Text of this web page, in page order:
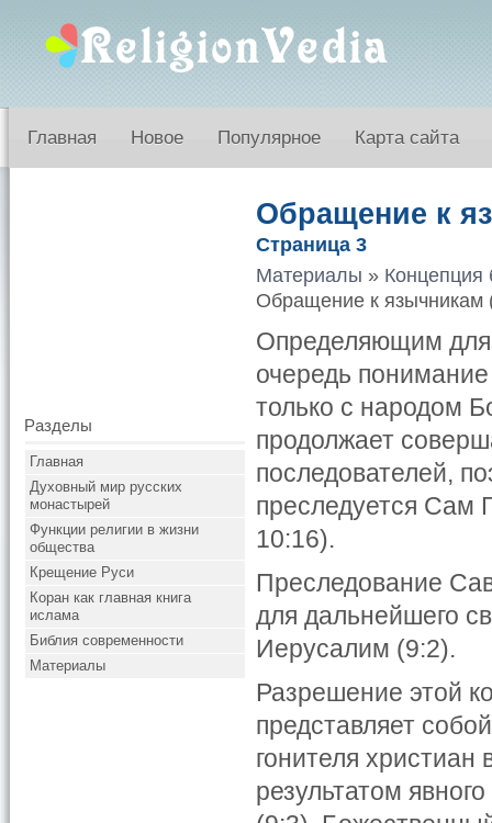
Главная Новое Популярное Карта сайта
Разделы
Главная
Духовный мир русских
монастырей
Функции религии в жизни
общества
Крещение Руси
Коран как главная книга
ислама
Библия современности
Материалы
Обращение к
Страница 3
Материалы » Концепция
Обращение к язычникам
Определяющим для
очередь
только с народом
продолжает
последователей,
преследуется Сам
10:16).
Преследование
для дальнейшего
Иерусалим (9:2).
Разрешение этой
представляет
гонителя христиан
результатом